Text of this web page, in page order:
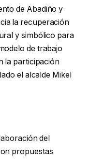
de Abadiño y
la recuperación
y simbólico para
de trabajo
la participación
el alcalde Mikel
del
propuestas